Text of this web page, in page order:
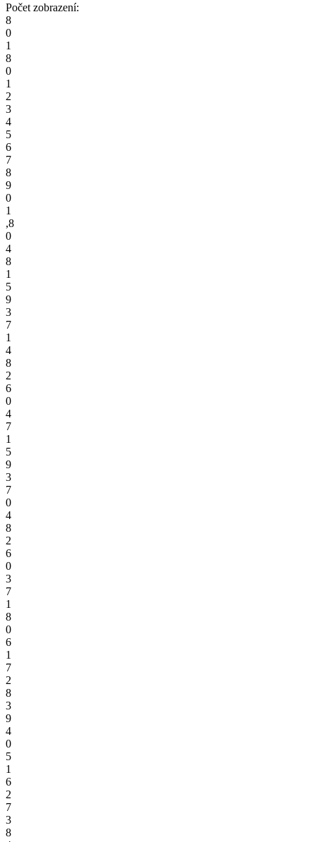
Počet zobrazení:
8
0
1
8
0
1
2
3
4
5
6
7
8
9
0
1
,8
0
4
8
1
5
9
3
7
1
4
8
2
6
0
4
7
1
5
9
3
7
0
4
8
2
6
0
3
7
1
8
0
6
1
7
2
8
3
9
4
0
5
1
6
2
7
3
8